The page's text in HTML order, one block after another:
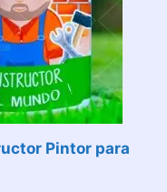
Pintor para